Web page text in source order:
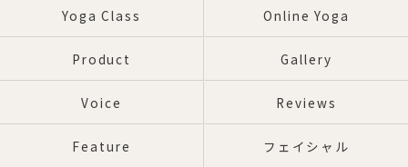
Yoga Class Online Yoga
Product Gallery
Voice Reviews
Feature フェイシャル